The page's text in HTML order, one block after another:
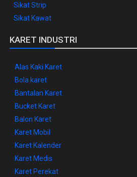
Sikat Strip
Sikat Kawat
KARET INDUSTRI
Alas Kaki Karet
Bola karet
Bantalan Karet
Bucket Karet
Balon Karet
Karet Mobil
Karet Kalender
Karet Medis
Karet Perekat